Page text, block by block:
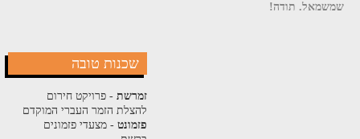
שמשמאל. תודה!
שכנות טובה
זמרשת- פרויקט חירום
להצלת הזמר העברי המוקדם
פזמונט- מצעדי פזמונים